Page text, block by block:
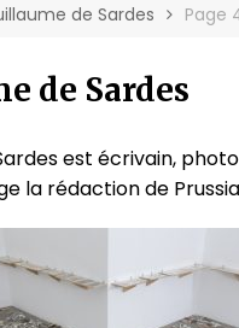
de Sardes Page
de Sardes
est écrivain,
la rédaction de